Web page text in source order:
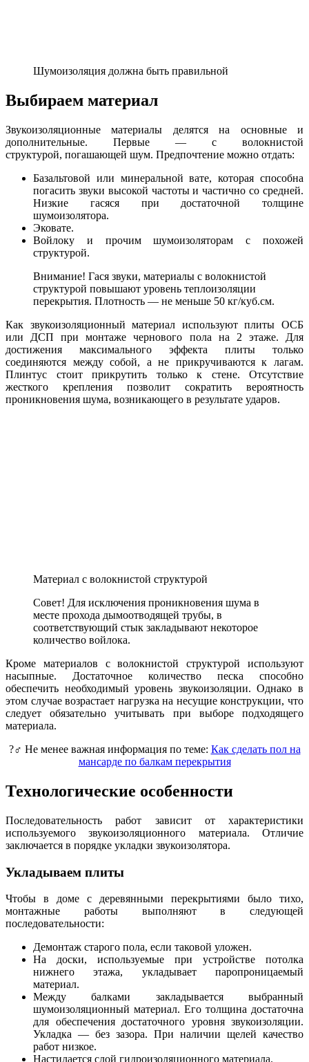
Шумоизоляция должна быть правильной
Выбираем материал
Звукоизоляционные материалы делятся на основные и
дополнительные. Первые — с волокнистой
структурой, погашающей шум. Предпочтение можно отдать:
Базальтовой или минеральной вате, которая способна
погасить звуки высокой частоты и частично со средней.
Низкие гасяся при достаточной толщине
шумоизолятора.
Эковате.
Войлоку и прочим шумоизоляторам с похожей
структурой.
Внимание! Гася звуки, материалы с волокнистой
структурой повышают уровень теплоизоляции
перекрытия. Плотность — не меньше 50 кг/куб.см.
Как звукоизоляционный материал используют плиты ОСБ
или ДСП при монтаже чернового пола на 2 этаже. Для
достижения максимального эффекта плиты только
соединяются между собой, а не прикручиваются к лагам.
Плинтус стоит прикрутить только к стене. Отсутствие
жесткого крепления позволит сократить вероятность
проникновения шума, возникающего в результате ударов.
Материал с волокнистой структурой
Совет! Для исключения проникновения шума в
месте прохода дымоотводящей трубы, в
соответствующий стык закладывают некоторое
количество войлока.
Кроме материалов с волокнистой структурой используют
насыпные. Достаточное количество песка способно
обеспечить необходимый уровень звукоизоляции. Однако в
этом случае возрастает нагрузка на несущие конструкции, что
следует обязательно учитывать при выборе подходящего
материала.
?‍♂️ Не менее важная информация по теме: Как сделать пол на
мансарде по балкам перекрытия
Технологические особенности
Последовательность работ зависит от характеристики
используемого звукоизоляционного материала. Отличие
заключается в порядке укладки звукоизолятора.
Укладываем плиты
Чтобы в доме с деревянными перекрытиями было тихо,
монтажные работы выполняют в следующей
последовательности:
Демонтаж старого пола, если таковой уложен.
На доски, используемые при устройстве потолка
нижнего этажа, укладывает паропроницаемый
материал.
Между балками закладывается выбранный
шумоизоляционный материал. Его толщина достаточна
для обеспечения достаточного уровня звукоизоляции.
Укладка — без зазора. При наличии щелей качество
работ низкое.
Настилается слой гидроизоляционного материала.